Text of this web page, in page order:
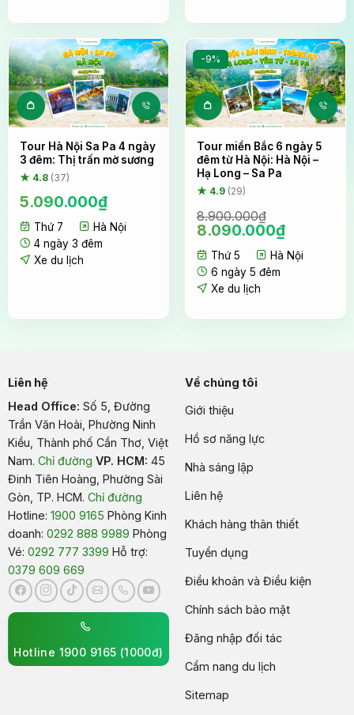
Tour Hà Nội Sa Pa 4 ngày
3 đêm: Thị trấn mờ sương
★ 4.8 (37)
5.090.000₫
Thứ 7
Hà Nội
4 ngày 3 đêm
Xe du lịch
-9%
Tour miền Bắc 6 ngày 5
đêm từ Hà Nội: Hà Nội –
Hạ Long – Sa Pa
★ 4.9 (29)
8.900.000₫
Giá
là:
8.900.000₫.
8.090.000₫Giá
hiện
tại
Thứ 5
Hà Nội
6 ngày 5 đêm
Xe du lịch
Liên hệ
Head Office: Số 5, Đường
Trần Văn Hoài, Phường Ninh
Kiều, Thành phố Cần Thơ, Việt
Nam. Chỉ đường VP. HCM: 45
Đinh Tiên Hoàng, Phường Sài
Gòn, TP. HCM. Chỉ đường
Hotline: 1900 9165 Phòng Kinh
doanh: 0292 888 9989 Phòng
Vé: 0292 777 3399 Hỗ trợ:
0379 609 669
Hotline 1900 9165 (1000đ)
Về chúng tôi
Giới thiệu
Hồ sơ năng lực
Nhà sáng lập
Liên hệ
Khách hàng thân thiết
Tuyển dụng
Điều khoản và Điều kiện
Chính sách bảo mật
Đăng nhập đối tác
Cẩm nang du lịch
Sitemap